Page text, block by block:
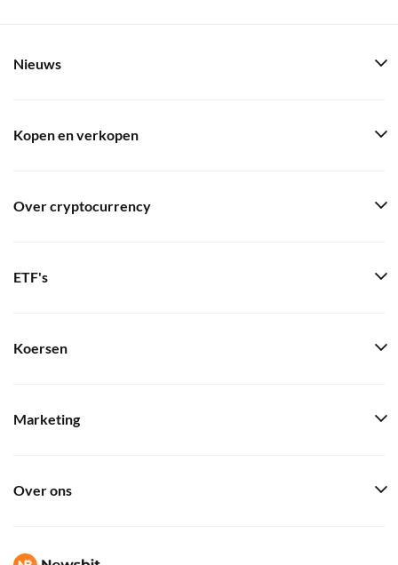
Nieuws
Kopen en verkopen
Over cryptocurrency
ETF's
Koersen
Marketing
Over ons